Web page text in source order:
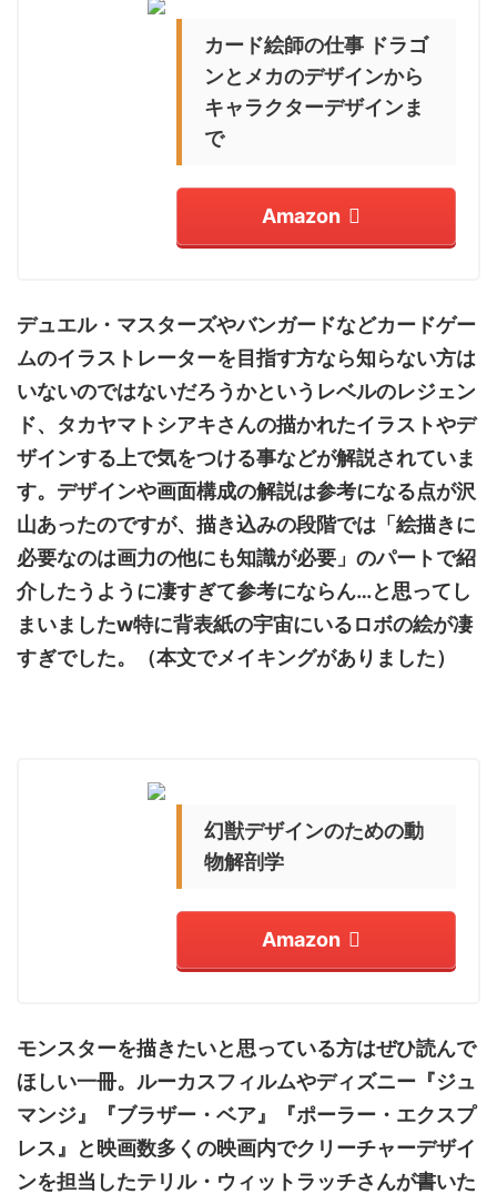
カード絵師の仕事 ドラゴ
ンとメカのデザインから
キャラクターデザインま
で
Amazon
デュエル・マスターズやバンガードなどカードゲー
ムのイラストレーターを目指す方なら知らない方は
いないのではないだろうかというレベルのレジェン
ド、タカヤマトシアキさんの描かれたイラストやデ
ザインする上で気をつける事などが解説されていま
す。デザインや画面構成の解説は参考になる点が沢
山あったのですが、描き込みの段階では「 絵描きに
必要なのは画力の他にも知識が必要 」のパートで紹
介したうように凄すぎて参考にならん…と思ってし
まいましたw特に背表紙の宇宙にいるロボの絵が凄
すぎでした。（本文でメイキングがありました）
幻獣デザインのための動
物解剖学
Amazon
モンスターを描きたいと思っている方はぜひ読んで
ほしい一冊。ルーカスフィルムやディズニー『ジュ
マンジ』『ブラザー・ベア』『ポーラー・エクスプ
レス』と映画数多くの映画内でクリーチャーデザイ
ンを担当したテリル・ウィットラッチさんが書いた